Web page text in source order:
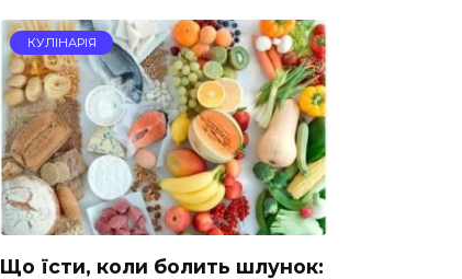
КУЛІНАРІЯ
Що їсти, коли болить шлунок: